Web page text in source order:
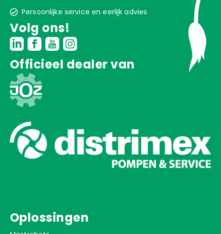
Persoonlijke service en eerlijk advies
Volg ons!
Officieel dealer van
Oplossingen